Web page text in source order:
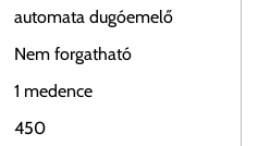
automata dugóemelő
Nem forgatható
1 medence
450